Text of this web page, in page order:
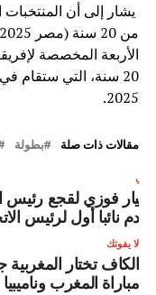
يشار إلى أن
الأربعة المخصصة
2025.
مقالات ذات صلة بطولة
فوزي لقجع رئيس
نائبا أول لرئيس
لا يفوتك
الكاف تختار
مباراة المغرب وناميبيا